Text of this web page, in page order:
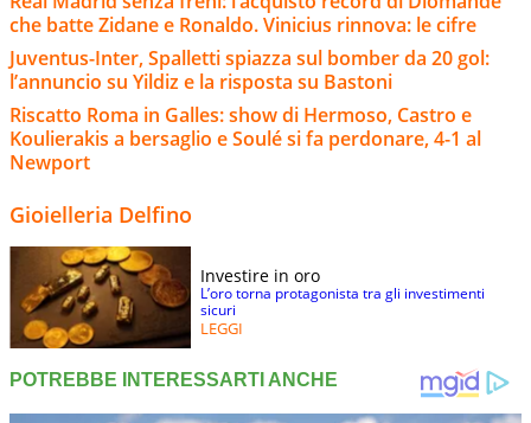
che batte Zidane e Ronaldo. Vinicius rinnova: le cifre
Juventus-Inter, Spalletti spiazza sul bomber da 20 gol:
l’annuncio su Yildiz e la risposta su Bastoni
Riscatto Roma in Galles: show di Hermoso, Castro e
Koulierakis a bersaglio e Soulé si fa perdonare, 4-1 al
Newport
Gioielleria Delfino
Investire in oro
L’oro torna protagonista tra gli investimenti
sicuri
LEGGI